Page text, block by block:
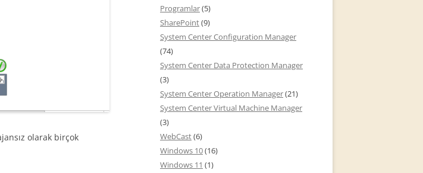
olarak birçok
Programlar(5)
SharePoint(9)
System Center Configuration Manager
(74)
System Center Data Protection Manager
(3)
System Center Operation Manager(21)
System Center Virtual Machine Manager
(3)
WebCast(6)
Windows 10(16)
Windows 11 (1)